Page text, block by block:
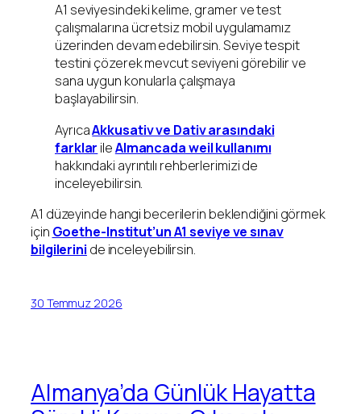
A1 seviyesindeki kelime, gramer ve test
çalışmalarına ücretsiz mobil uygulamamız
üzerinden devam edebilirsin. Seviye tespit
testini çözerek mevcut seviyeni görebilir ve
sana uygun konularla çalışmaya
başlayabilirsin.
AyrıcaAkkusativ ve Dativ arasındaki
farklar ileAlmancada weil kullanımı
hakkındaki ayrıntılı rehberlerimizi de
inceleyebilirsin.
A1 düzeyinde hangi becerilerin beklendiğini görmek
için Goethe-Institut’un A1 seviye ve sınav
bilgilerini de inceleyebilirsin.
30 Temmuz 2026
Almanya’da Günlük Hayatta